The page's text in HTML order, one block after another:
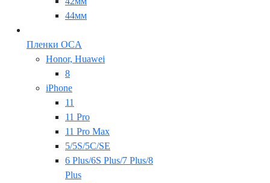
44мм
Пленки OCA
Honor, Huawei
8
iPhone
11
11 Pro
11 Pro Max
5/5S/5C/SE
6 Plus/6S Plus/7 Plus/8
Plus